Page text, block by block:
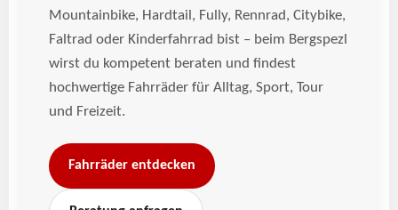
Mountainbike, Hardtail, Fully, Rennrad, Citybike,
Faltrad oder Kinderfahrrad bist – beim Bergspezl
wirst du kompetent beraten und findest
hochwertige Fahrräder für Alltag, Sport, Tour
und Freizeit.
Fahrräder entdecken